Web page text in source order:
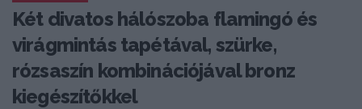
Két divatos hálószoba flamingó és
virágmintás tapétával, szürke,
rózsaszín kombinációjával bronz
kiegészítőkkel